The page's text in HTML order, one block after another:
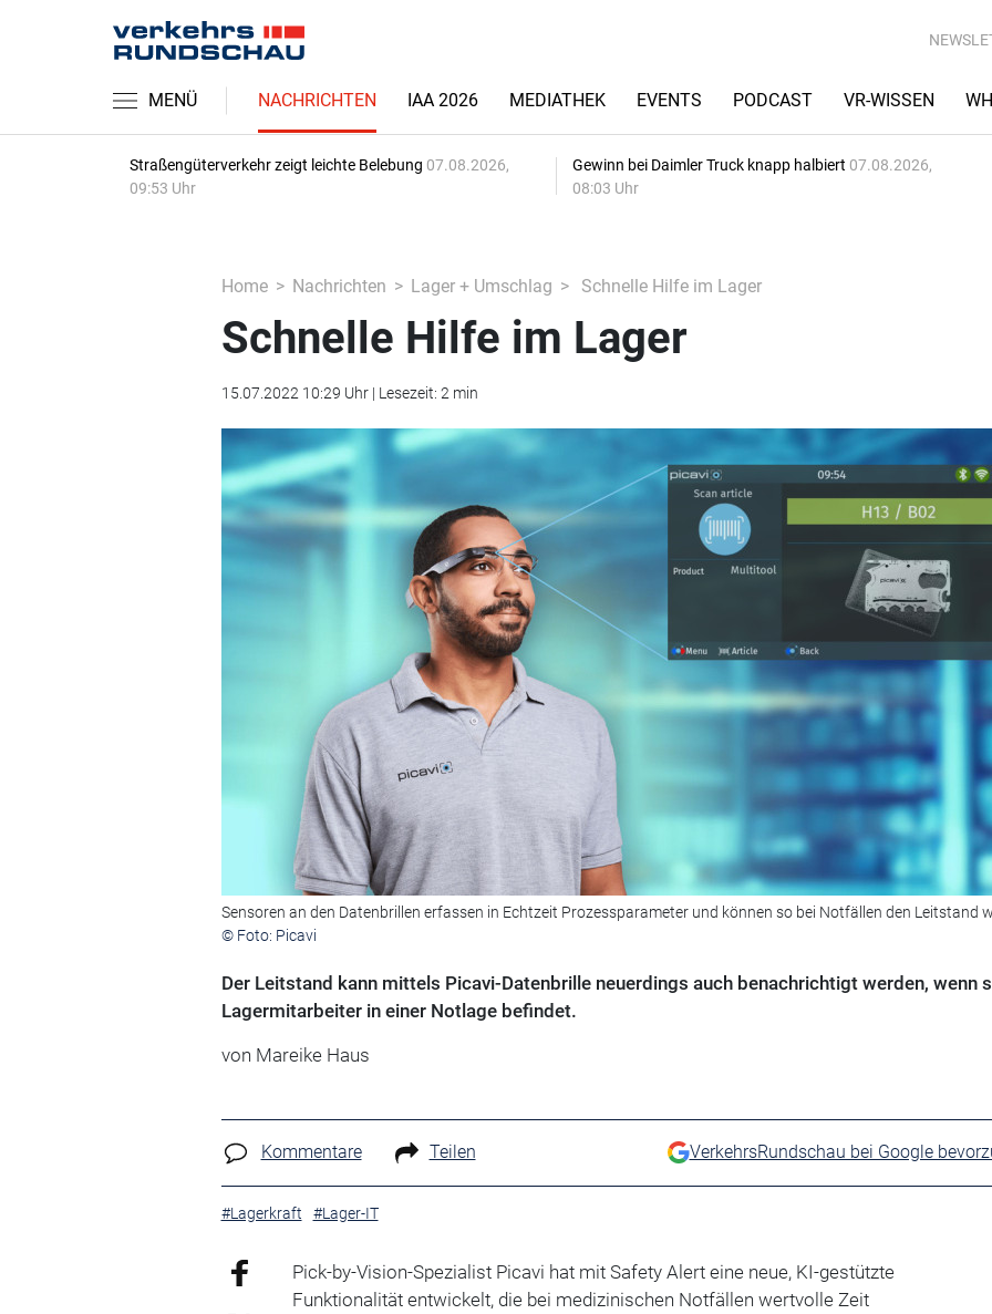
MENÜ NACHRICHTEN IAA 2026 MEDIATHEK EVENTS PODCAST VR-WISSEN
Straßengüterverkehr zeigt leichte Belebung 07.08.2026,
09:53 Uhr
Gewinn bei Daimler Truck knapp halbiert 07.08.2026,
08:03 Uhr
Home Nachrichten Lager + Umschlag Schnelle Hilfe im Lager
Schnelle Hilfe im Lager
15.07.2022 10:29 Uhr | Lesezeit: 2 min
Sensoren an den Datenbrillen erfassen in Echtzeit Prozessparameter und können so bei Notfällen den Leitstand
© Foto: Picavi
Der Leitstand kann mittels Picavi-Datenbrille neuerdings auch benachrichtigt werden, wenn
Lagermitarbeiter in einer Notlage befindet.
von Mareike Haus
Kommentare Teilen VerkehrsRundschau bei Google
#Lagerkraft #Lager-IT
Pick-by-Vision-Spezialist Picavi hat mit Safety Alert eine neue, KI-gestützte
Funktionalität entwickelt, die bei medizinischen Notfällen wertvolle Zeit